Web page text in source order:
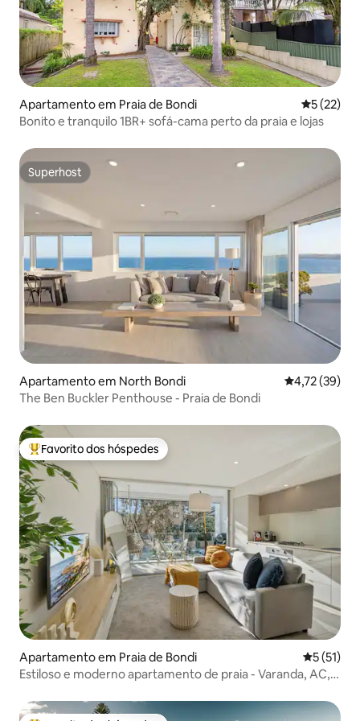
Apartamento em Praia de Bondi
5 (22)
Bonito e tranquilo 1BR+ sofá-cama perto da praia e lojas
Superhost
Superhost
Apartamento em North Bondi Classificação
4,72 (39)
The Ben Buckler Penthouse - Praia de Bondi
Favoritos dos hóspedes mais apreciados
Favorito dos hóspedes
Apartamento em Praia de Bondi
5 (51)
Estiloso e moderno apartamento de praia - Varanda, AC,